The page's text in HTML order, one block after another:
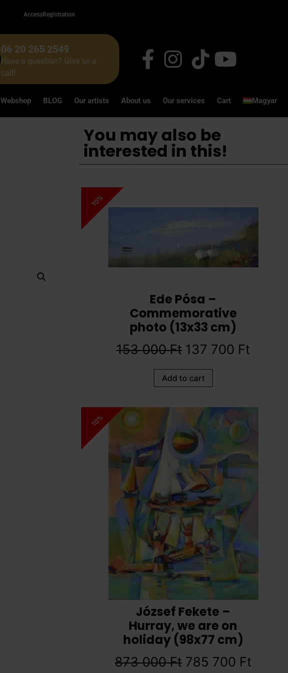
AccessRegistration
06 20 265 2549
Have a question? Give us a
call!
Webshop BLOG Our artists About us Our services Cart Magyar
You may also be
interested in this!
10%
Ede Pósa –
Commemorative
photo (13x33 cm)
153 000Ft 137 700 Ft
Add to cart
10%
József Fekete –
Hurray, we are on
holiday (98x77 cm)
873 000Ft 785 700 Ft